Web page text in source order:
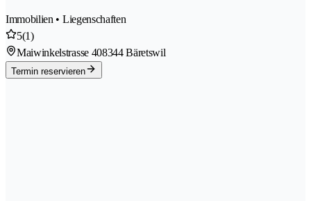
Immobilien • Liegenschaften
5(1)
Maiwinkelstrasse 408344 Bäretswil
Termin reservieren